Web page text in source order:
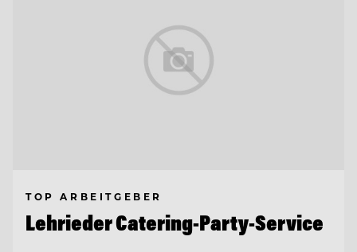
TOP ARBEITGEBER
Lehrieder Catering-Party-Service